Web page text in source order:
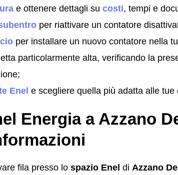
e ottenere dettagli su costi, tempi e
per riattivare un contatore
per installare un nuovo contatore nella
particolarmente alta, verificando la
Enel e scegliere quella più adatta alle tue
Energia a Azzano
fila presso lo spazio Enel di Azzano